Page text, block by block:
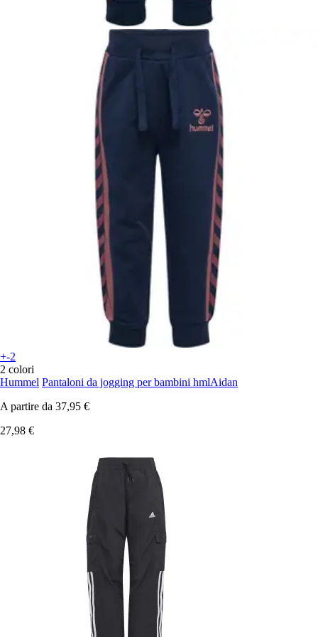
+-2
2 colori
Hummel Pantaloni da jogging per bambini hmlAidan
A partire da 37,95 €
27,98 €